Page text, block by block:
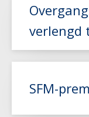
Lees meer
verlengd
SFM-